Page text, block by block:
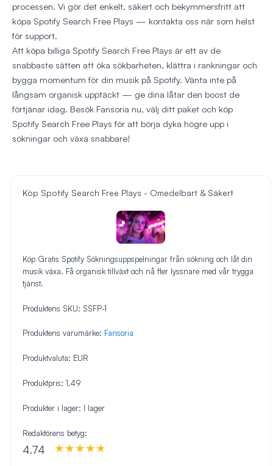
processen. Vi gör det enkelt, säkert och bekymmersfritt att
köpa Spotify Search Free Plays — kontakta oss när som helst
för support.
Att köpa billiga Spotify Search Free Plays är ett av de
snabbaste sätten att öka sökbarheten, klättra i rankningar och
bygga momentum för din musik på Spotify. Vänta inte på
långsam organisk upptäckt — ge dina låtar den boost de
förtjänar idag. Besök Fansoria nu, välj ditt paket och köp
Spotify Search Free Plays för att börja dyka högre upp i
sökningar och växa snabbare!
Köp Spotify Search Free Plays - Omedelbart & Säkert
Köp Gratis Spotify Sökningsuppspelningar från sökning och låt din
musik växa. Få organisk tillväxt och nå fler lyssnare med vår trygga
tjänst.
Produktens SKU: SSFP-1
Produktens varumärke: Fansoria
Produktvaluta: EUR
Produktpris: 1.49
Produkter i lager: I lager
Redaktörens betyg:
4.74